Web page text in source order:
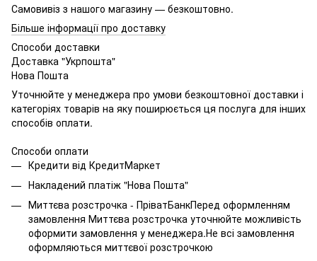
Самовивіз з нашого магазину — безкоштовно.
Більше інформації про доставку
Способи доставки
Доставка "Укрпошта"
Нова Пошта
Уточнюйте у менеджера про умови безкоштовної доставки і
категоріях товарів на яку поширюється ця послуга для інших
способів оплати.
Способи оплати
Кредити від КредитМаркет
Накладений платіж "Нова Пошта"
Миттєва розстрочка - ПріватБанкПеред оформленням
замовлення Миттєва розстрочка уточнюйте можливість
оформити замовлення у менеджера.Не всі замовлення
оформляються миттєвої розстрочкою